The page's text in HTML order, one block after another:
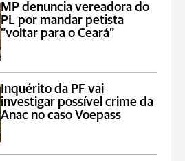
MP denuncia vereadora do
PL por mandar petista
“voltar para o Ceará”
Inquérito da PF vai
investigar possível crime da
Anac no caso Voepass